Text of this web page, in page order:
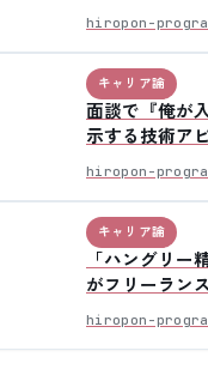
と単価アップ4
hiropon-
キャリア論
面談で『俺が
示する技術ア
ランス業務SE
hiropon-
キャリア論
「ハングリー
がフリーラン
に課した3つの
hiropon-